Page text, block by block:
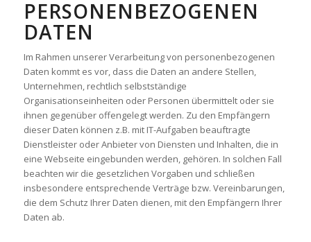
PERSONENBEZOGENEN
DATEN
Im Rahmen unserer Verarbeitung von personenbezogenen
Daten kommt es vor, dass die Daten an andere Stellen,
Unternehmen, rechtlich selbstständige
Organisationseinheiten oder Personen übermittelt oder sie
ihnen gegenüber offengelegt werden. Zu den Empfängern
dieser Daten können z.B. mit IT-Aufgaben beauftragte
Dienstleister oder Anbieter von Diensten und Inhalten, die in
eine Webseite eingebunden werden, gehören. In solchen Fall
beachten wir die gesetzlichen Vorgaben und schließen
insbesondere entsprechende Verträge bzw. Vereinbarungen,
die dem Schutz Ihrer Daten dienen, mit den Empfängern Ihrer
Daten ab.